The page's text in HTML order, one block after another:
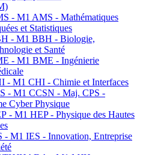
- M1 AMS - Mathématiques
et Statistiques
- M1 BBH - Biologie,
et Santé
- M1 BME - Ingénierie
- M1 CHI - Chimie et Interfaces
- M1 CCSN - Maj. CPS -
Cyber Physique
- M1 HEP - Physique des Hautes
- M1 IES - Innovation, Entreprise